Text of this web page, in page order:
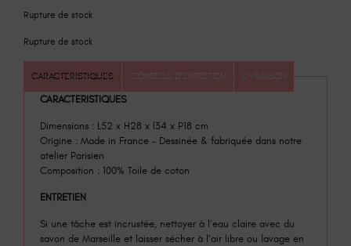
Rupture de stock
Rupture de stock
CARACTERISTIQUES CONSEILS D'ENTRETIEN LIVRAISON
CARACTERISTIQUES
Dimensions : L52 x H28 x l34 x P18 cm
Origine : Made in France – Dessinée & fabriquée dans notre
atelier Parisien
Composition : 100% Toile de coton
ENTRETIEN
Si une tâche est incrustée, nettoyer à l’eau claire avec du
savon de Marseille et laisser sécher à l’air libre ou lavage en